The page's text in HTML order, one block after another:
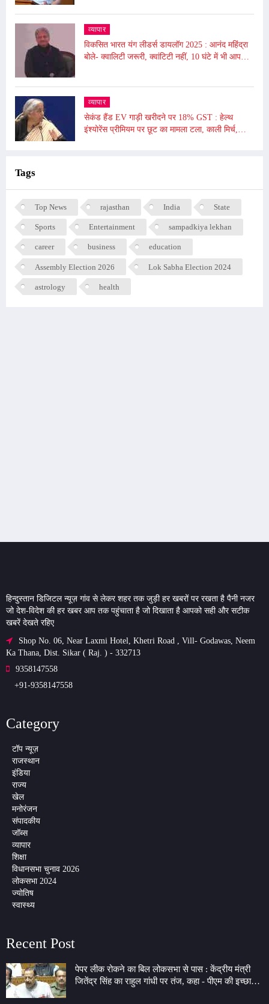
व्यापार
विकसित भारत यंग लीडर्स डायलॉग 2025 : आनंद महिंद्रा
बोले- क्वालिटी जरूरी, क्वांटिटी नहीं, 10 घंटे में भी आप
व्यापार
सेकंड हैंड EV गाड़ी खरीदने पर 18% GST : हेल्थ
इंश्योरेंस प्रीमियम पर छूट का मामला टला, काली मिर्च,
Tags
Top News rajasthan India State
Sports Entertainment sampadkiya lekhan
career business education
Assembly Election 2026 Lok Sabha Election 2024
astrology health
हिन्दुस्तान डिजिटल न्यूज़ गांव से लेकर शहर तक जुड़ी हर खबरों पर रखता है पैनी नजर
जो देश-विदेश की हर खबर आप तक पहुंचाता है जो दिखाता है आपको सही और सटीक
खबरें देखते रहिए
Shop No. 06, Near Laxmi Hotel, Khetri Road , Vill- Godawas, Neem
Ka Thana, Dist. Sikar ( Raj. ) - 332713
9358147558
+91-9358147558
Category
टॉप न्यूज़
राजस्थान
इंडिया
राज्य
खेल
मनोरंजन
संपादकीय
जॉब्स
व्यापार
शिक्षा
विधानसभा चुनाव 2026
लोकसभा 2024
ज्योतिष
स्वास्थ्य
Recent Post
पेपर लीक रोकने का बिल लोकसभा से पास : केंद्रीय मंत्री
जितेंद्र सिंह का राहुल गांधी पर तंज, कहा - पीएम की इच्छा